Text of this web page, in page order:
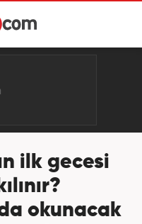
ilk gecesi
okunacak